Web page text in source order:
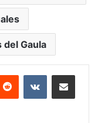
del Gaula
Reddit VKontakteCompartir vía Mail